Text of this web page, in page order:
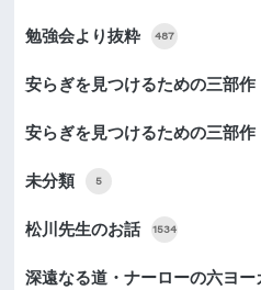
勉強会より抜粋 487
安らぎを見つけるための三部作
安らぎを見つけるための三部作
未分類 5
松川先生のお話 1534
深遠なる道・ナーローの六ヨー